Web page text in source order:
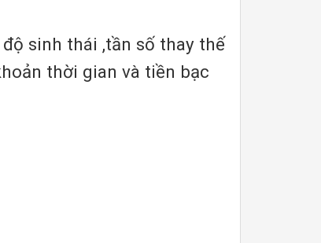
sinh thái ,tần số thay thế
thời gian và tiền bạc